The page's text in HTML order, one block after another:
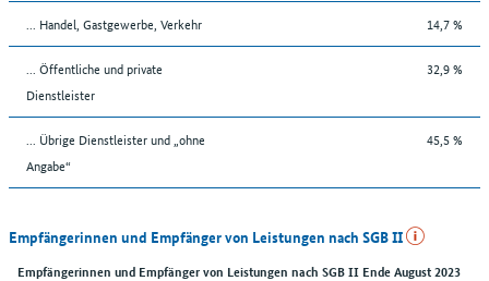
... Handel, Gastgewerbe, Verkehr 14,7 %
... Öffentliche und private
Dienstleister
32,9 %
... Übrige Dienstleister und „ohne
Angabe“
45,5 %
Empfängerinnen und Empfänger von Leistungen nach SGB II
Empfängerinnen und Empfänger von Leistungen nach SGB II Ende August 2023